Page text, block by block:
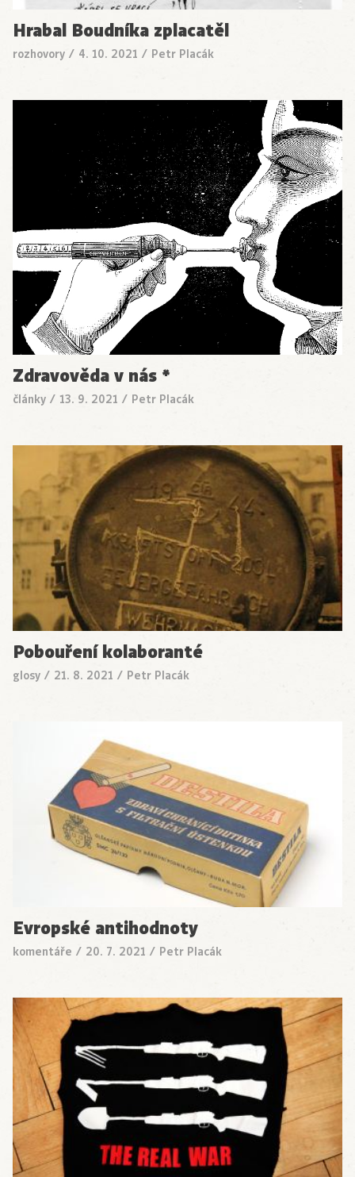
Hrabal Boudníka zplacatěl
rozhovory / 4. 10. 2021 / Petr Placák
Zdravověda v nás *
články / 13. 9. 2021 / Petr Placák
Pobouření kolaboranté
glosy / 21. 8. 2021 / Petr Placák
Evropské antihodnoty
komentáře / 20. 7. 2021 / Petr Placák